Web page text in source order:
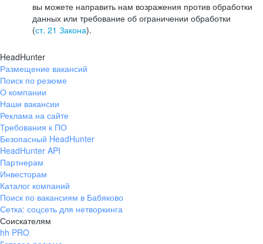
вы можете направить нам возражения против обработки
данных или требование об ограничении обработки
(ст. 21 Закона).
HeadHunter
Размещение вакансий
Поиск по резюме
О компании
Наши вакансии
Реклама на сайте
Требования к ПО
Безопасный HeadHunter
HeadHunter API
Партнерам
Инвесторам
Каталог компаний
Поиск по вакансиям в Бабяково
Сетка: соцсеть для нетворкинга
Соискателям
hh PRO